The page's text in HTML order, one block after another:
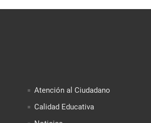
Atención al Ciudadano
Calidad Educativa